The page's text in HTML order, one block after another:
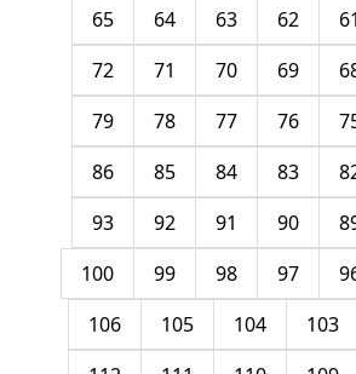
61
62
63
64
65
69
70
71
72
76
77
78
79
83
84
85
86
90
91
92
93
97
98
99
100
103
104
105
106